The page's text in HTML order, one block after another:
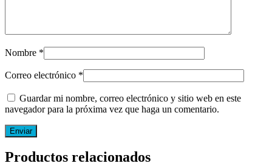
Nombre *
Correo electrónico *
Guardar mi nombre, correo electrónico y sitio web en este
navegador para la próxima vez que haga un comentario.
Productos relacionados